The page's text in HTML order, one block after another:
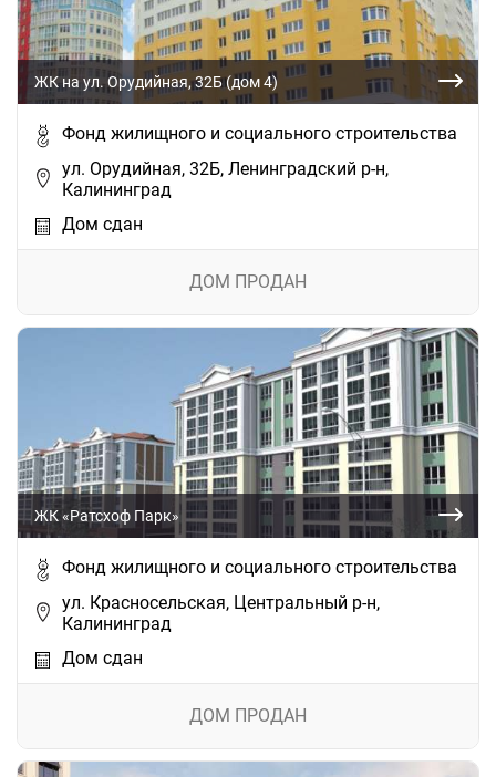
ЖК на ул. Орудийная, 32Б (дом 4)
Фонд жилищного и социального строительства
ул. Орудийная, 32Б, Ленинградский р-н,
Калининград
Дом сдан
ДОМ ПРОДАН
ЖК «Ратсхоф Парк»
Фонд жилищного и социального строительства
ул. Красносельская, Центральный р-н,
Калининград
Дом сдан
ДОМ ПРОДАН